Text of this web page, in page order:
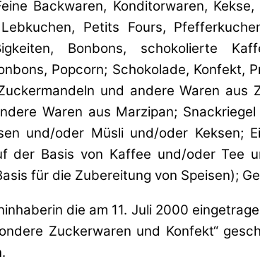
Backwaren, Konditorwaren,
Petits Fours,
Bonbons, schokolierte
Popcorn; Schokolade, Konfekt,
und andere Waren
Waren aus Marzipan;
und/oder Müsli und/oder Keksen;
der Basis von Kaffee und/oder Tee
für die Zubereitung von Speisen);
die am 11. Juli 2000
Zuckerwaren und Konfekt“